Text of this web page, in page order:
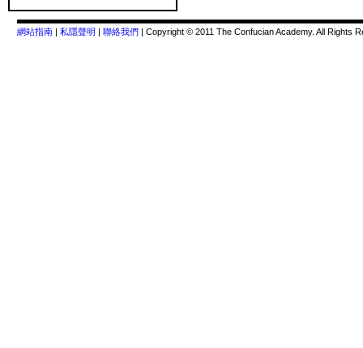
網站指南 | 私隱聲明 | 聯絡我們 | Copyright © 2011 The Confucian Academy. All Rights